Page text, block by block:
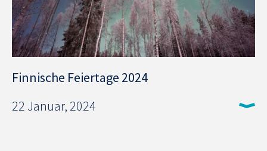
Finnische Feiertage 2024
22 Januar, 2024